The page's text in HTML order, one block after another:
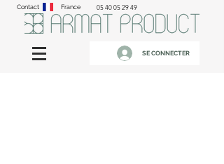
Contact France 05 40 05 29 49
SE CONNECTER